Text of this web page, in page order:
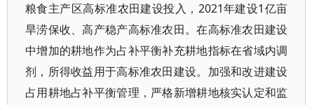
粮食主产区高标准农田建设投入，2021年建设1亿亩
旱涝保收、高产稳产高标准农田。在高标准农田建设
中增加的耕地作为占补平衡补充耕地指标在省域内调
剂，所得收益用于高标准农田建设。加强和改进建设
占用耕地占补平衡管理，严格新增耕地核实认定和监